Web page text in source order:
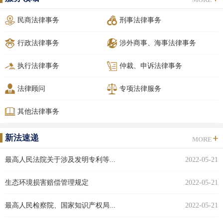
民商法律事务 刑事法律事务
行政法律事务 涉外商事、海事法律事务
执行法律事务 仲裁、申诉法律事务
法律顾问 专项法律服务
其他法律事务
新法速递 MORE
最高人民法院关于涉及发明专利等... 2022-05-21
生态环境损害赔偿管理规定 2022-05-21
最高人民检察院、国家知识产权局... 2022-05-21